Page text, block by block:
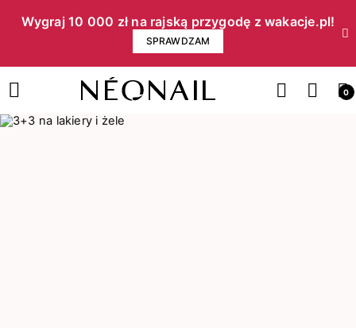
Wygraj 10 000 zł na rajską przygodę z wakacje.pl!​
SPRAWDZAM
0